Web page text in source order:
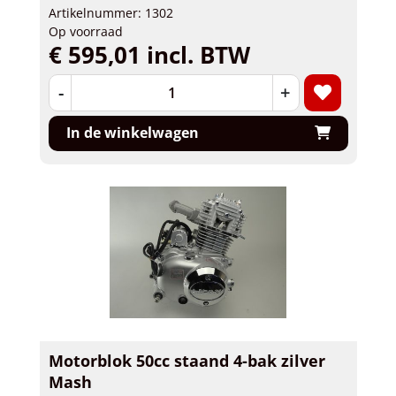
Artikelnummer: 1302
Op voorraad
€ 595,01 incl. BTW
- +
In de winkelwagen
Motorblok 50cc staand 4-bak zilver
Mash